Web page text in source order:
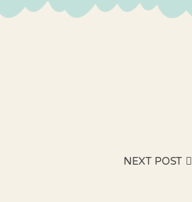
NEXT POST